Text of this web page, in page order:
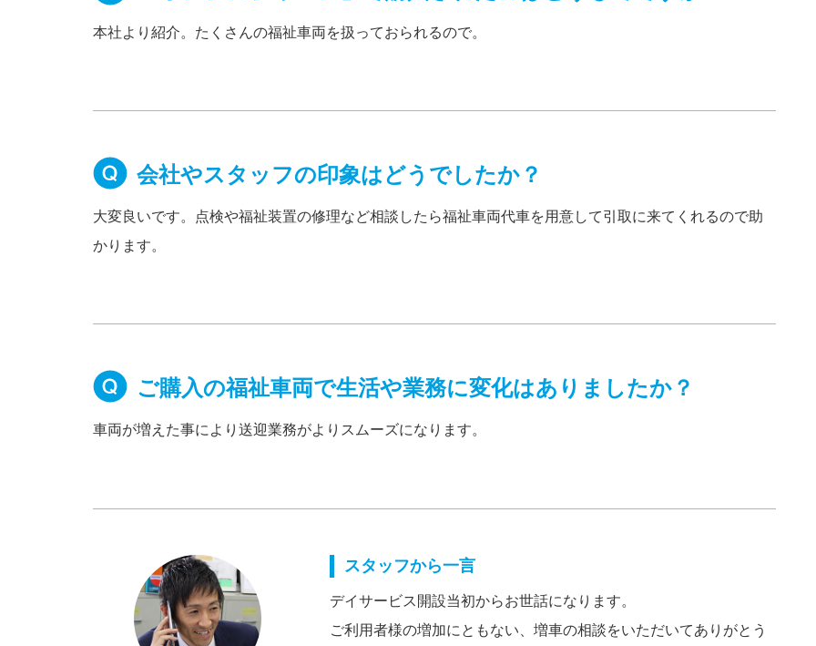
本社より紹介。たくさんの福祉車両を扱っておられるので。
会社やスタッフの印象はどうでしたか？
大変良いです。点検や福祉装置の修理など相談したら福祉車両代車を用意して引取に来てくれるので助
かります。
ご購入の福祉車両で生活や業務に変化はありましたか？
車両が増えた事により送迎業務がよりスムーズになります。
スタッフから一言
デイサービス開設当初からお世話になります。
ご利用者様の増加にともない、増車の相談をいただいてありがとう